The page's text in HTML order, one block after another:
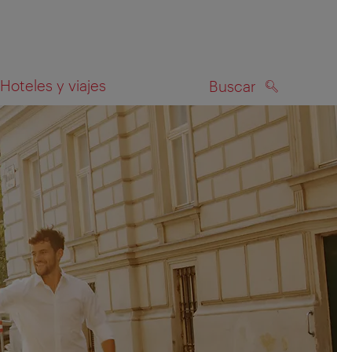
Hoteles y viajes Buscar
BUSCAR